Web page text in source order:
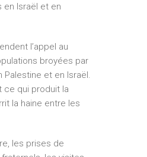
en Israël et en
l’appel au
broyées par
Palestine et en Israël.
ce qui produit la
la haine entre les
les prises de